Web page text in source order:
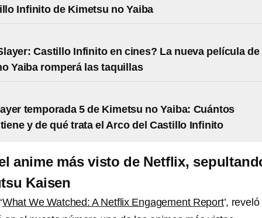
Infinito de Kimetsu no Yaiba
Castillo Infinito en cines? La nueva película de
Yaiba romperá las taquillas
temporada 5 de Kimetsu no Yaiba: Cuántos
y de qué trata el Arco del Castillo Infinito
anime más visto de Netflix,
Kaisen
What We Watched: A Netflix Engagement Report’,